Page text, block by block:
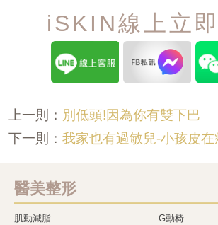
iSKIN線上立
上一則： 別低頭!因為你有雙下巴
下一則： 我家也有過敏兒-小孩皮
醫美整形
肌動減脂
G動椅